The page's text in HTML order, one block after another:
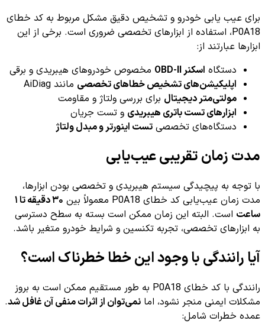
برای عیب یابی خودرو و تشخیص دقیق مشکل مربوط به کد خطای
P0A18، استفاده از ابزارهای تخصصی ضروری است. برخی از این
ابزارها عبارتند از:
دستگاه اسکنر OBD-II
مخصوص خودروهای هیبریدی و برقی
اپلیکیشن‌های تشخیص خطاهای تخصصی مانند AiDiag
مولتی‌متر دیجیتال برای بررسی ولتاژ و مقاومت
ابزارهای تست باتری هیبریدی و تست جریان
دستگاه‌های تخصصی تست اینورتر و مبدل ولتاژ
مدت زمان تقریبی عیب‌یابی
با توجه به پیچیدگی سیستم هیبریدی و تخصصی بودن ابزارها،
مدت زمان عیب‌یابی کد خطای P0A18 معمولاً بین
۳۰ دقیقه تا ۱
ساعت است. البته این زمان ممکن است بسته به سطح دسترسی
به ابزارهای تخصصی، تجربه تکنسین و شرایط خودرو متغیر باشد.
آیا رانندگی با وجود این خطا خطرناک است؟
رانندگی با کد خطای P0A18 به طور مستقیم ممکن است به بروز
مشکلات ایمنی منجر نشود، اما نمی‌توان از اثرات منفی آن غافل شد.
عمده خطرات شامل: